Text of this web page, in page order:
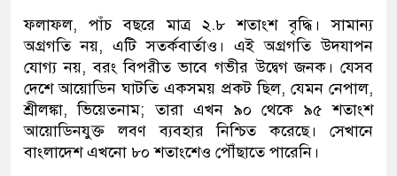
ফলাফল, পাঁচ বছরে মাত্র ২.৮ শতাংশ বৃদ্ধি। সামান্য
অগ্রগতি নয়, এটি সতর্কবার্তাও। এই অগ্রগতি উদযাপন
যোগ্য নয়, বরং বিপরীত ভাবে গভীর উদ্বেগ জনক। যেসব
দেশে আয়োডিন ঘাটতি একসময় প্রকট ছিল, যেমন নেপাল,
শ্রীলঙ্কা, ভিয়েতনাম; তারা এখন ৯০ থেকে ৯৫ শতাংশ
আয়োডিনযুক্ত লবণ ব্যবহার নিশ্চিত করেছে। সেখানে
বাংলাদেশ এখনো ৮০ শতাংশেও পৌঁছাতে পারেনি।